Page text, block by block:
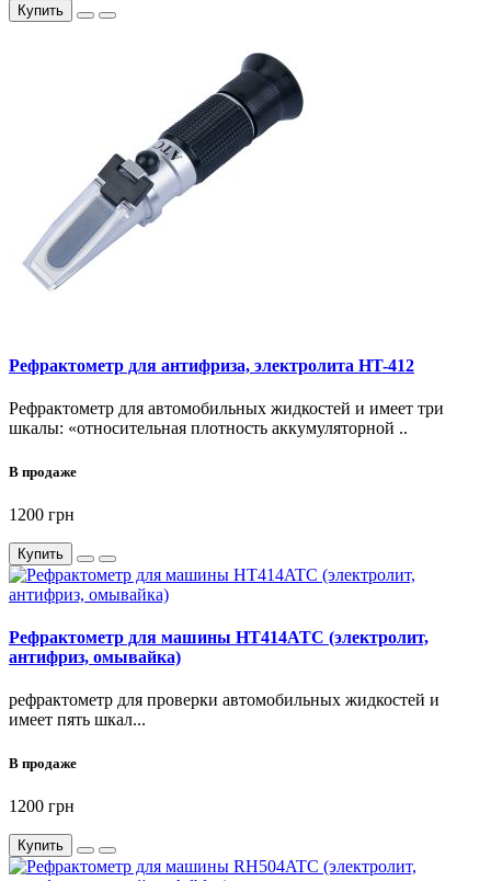
Купить
Рефрактометр для антифриза, электролита HT-412
Рефрактометр для автомобильных жидкостей и имеет три
шкалы: «относительная плотность аккумуляторной ..
В продаже
1200 грн
Купить
Рефрактометр для машины HT414ATC (электролит,
антифриз, омывайка)
рефрактометр для проверки автомобильных жидкостей и
имеет пять шкал...
В продаже
1200 грн
Купить